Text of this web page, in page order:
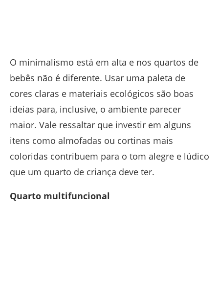
O minimalismo está em alta e nos quartos de
bebês não é diferente. Usar uma paleta de
cores claras e materiais ecológicos são boas
ideias para, inclusive, o ambiente parecer
maior. Vale ressaltar que investir em alguns
itens como almofadas ou cortinas mais
coloridas contribuem para o tom alegre e lúdico
que um quarto de criança deve ter.
Quarto multifuncional